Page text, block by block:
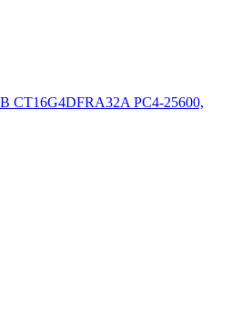
CT16G4DFRA32A PC4-25600,